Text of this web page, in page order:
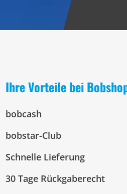
Ihre Vorteile bei
bobcash
bobstar-Club
Schnelle Lieferung
30 Tage Rückgaberecht